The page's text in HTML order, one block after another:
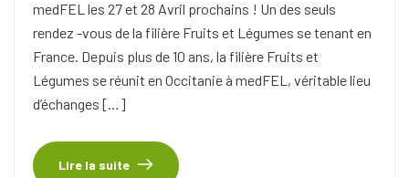
medFEL les 27 et 28 Avril prochains ! Un des seuls
rendez -vous de la filière Fruits et Légumes se tenant en
France. Depuis plus de 10 ans, la filière Fruits et
Légumes se réunit en Occitanie à medFEL, véritable lieu
d’échanges […]
Lire la suite